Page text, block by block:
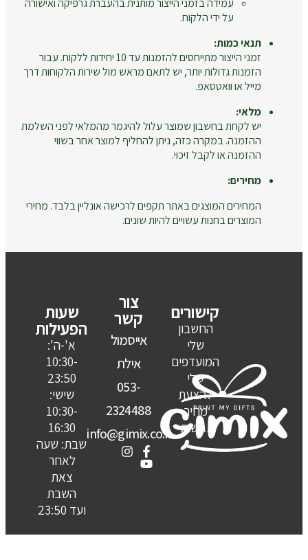
עמידה בזמני הייצור מותנית בהעברת גרפיקה ואישורה
על ידי הלקוח.
תנאי כמות:
זמני הייצור מתייחסים להזמנות עד 10 יחידות ללקוח. עבור
הזמנות גדולות יותר, יש לתאם מראש מול שירות הלקוחות דרך
מייל או וואטסאפ.
מלאי:
יש לקחת בחשבון שמוצר עלול להיגמר מהמלאי לפני השלמת
ההזמנה. במקרה כזה, ניתן להחליף למוצר אחר בשווי
ההזמנה או לקבל זיכוי.
מחירים:
המחירים המוצגים באתר תקפים לרכישה אונליין בלבד. מחירי
המוצרים בחנות עשויים להיות שונים.
קישורים
החשבון
שלי
המועדפים
שלי
להצעת
מחיר
נגישות
צור
קשר
אייסמול
אילת
053-
2324488
info@gimix.co.il
שעות
הפעילות
א'-ה':
10:30-
23:50
שישי:
10:30-
16:30
שבת: שעה
לאחר
צאת
השבת
ועד 23:50